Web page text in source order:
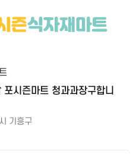
포시즌마트 청과과장구합니
기흥구